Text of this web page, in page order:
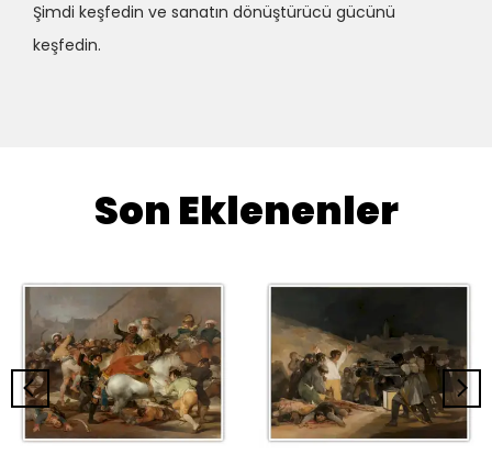
Şimdi keşfedin ve sanatın dönüştürücü gücünü
keşfedin.
Son Eklenenler